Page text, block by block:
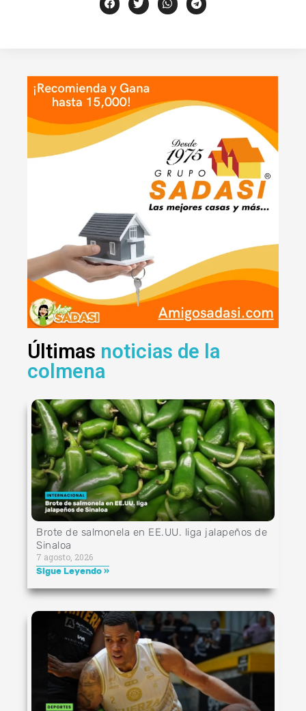
Últimas noticias de la
colmena
Brote de salmonela en EE.UU. liga jalapeños de
Sinaloa
7 agosto, 2026
Sigue Leyendo »